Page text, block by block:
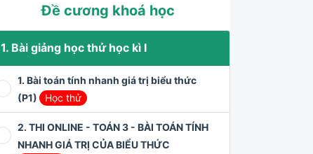
Đề cương khoá học
1. Bài giảng học thử học kì I
1. Bài toán tính nhanh giá trị biểu thức
(P1)
Học thử
2. THI ONLINE - TOÁN 3 - BÀI TOÁN TÍNH
NHANH GIÁ TRỊ CỦA BIỂU THỨC